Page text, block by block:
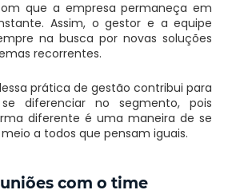
que a empresa permaneça em
Assim, o gestor e a equipe
na busca por novas soluções
recorrentes.
prática de gestão contribui para
diferenciar no segmento, pois
diferente é uma maneira de se
a todos que pensam iguais.
com o time